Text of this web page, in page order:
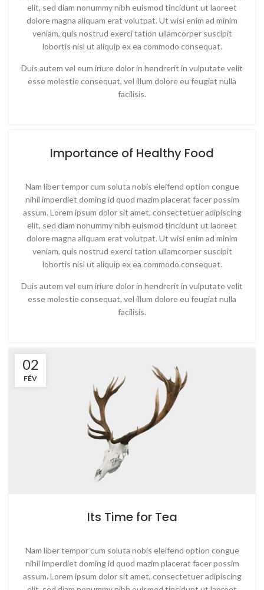
elit, sed diam nonummy nibh euismod tincidunt ut laoreet
dolore magna aliquam erat volutpat. Ut wisi enim ad minim
veniam, quis nostrud exerci tation ullamcorper suscipit
lobortis nisl ut aliquip ex ea commodo consequat.
Duis autem vel eum iriure dolor in hendrerit in vulputate velit
esse molestie consequat, vel illum dolore eu feugiat nulla
facilisis.
Importance of Healthy Food
Nam liber tempor cum soluta nobis eleifend option congue
nihil imperdiet doming id quod mazim placerat facer possim
assum. Lorem ipsum dolor sit amet, consectetuer adipiscing
elit, sed diam nonummy nibh euismod tincidunt ut laoreet
dolore magna aliquam erat volutpat. Ut wisi enim ad minim
veniam, quis nostrud exerci tation ullamcorper suscipit
lobortis nisl ut aliquip ex ea commodo consequat.
Duis autem vel eum iriure dolor in hendrerit in vulputate velit
esse molestie consequat, vel illum dolore eu feugiat nulla
facilisis.
02
FÉV
Its Time for Tea
Nam liber tempor cum soluta nobis eleifend option congue
nihil imperdiet doming id quod mazim placerat facer possim
assum. Lorem ipsum dolor sit amet, consectetuer adipiscing